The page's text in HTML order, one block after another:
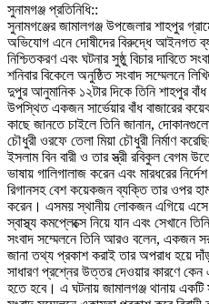
‎সুনামগঞ্জ প্রতিনিধি::
‎সুনামগঞ্জের জামালগঞ্জ উপজেলার শাহপুর
অভিযোগ এনে দোষীদের বিরুদ্ধে আইনগত
নিশ্চিতকরণ এবং ঘটনার সুষ্ঠু বিচার দাবিতে
‎শনিবার বিকেলে অনুষ্ঠিত সংবাদ সম্মেলনে
দুপুর আনুমানিক ১২টার দিকে তিনি শাহপুর
উপস্থিত একজন সার্ভেয়ার বাঁধ বাজারের
কাছে জানতে চাইলে তিনি জানান,
চৌধুরী ওরফে তেলা মিয়া চৌধুরী নির্মাণ
ইসলাম বিন বারী ও তার স্ত্রী রবিকুল বেগম
ভাষায় গালিগালাজ করেন এবং মারধরের
রিগানসহ বেশ কয়েকজন ব্যক্তি তার ওপর
করেন। এসময় স্থানীয় লোকজন এগিয়ে এসে
স্বাস্থ্য কমপ্লেক্সে নিয়ে যান এবং সেখানে
‎সংবাদ সম্মেলনে তিনি আরও বলেন, একজন
জানা তথ্য প্রকাশ করাই তার অপরাধ হয়ে
সাধারণ প্রশ্নের উত্তর দেওয়ার কারণে কেন
হতে হবে। এ ঘটনায় জামালগঞ্জ থানায় একটি